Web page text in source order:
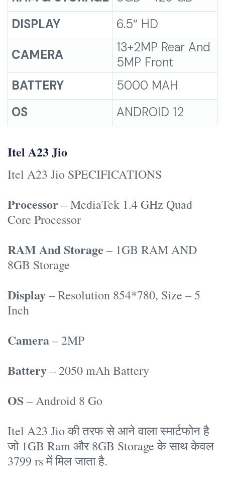
DISPLAY
6.5″ HD
CAMERA
13+2MP Rear And
5MP Front
BATTERY
5000 MAH
OS
ANDROID 12
Itel A23 Jio
Itel A23 Jio SPECIFICATIONS
Processor– MediaTek 1.4 GHz Quad
Core Processor
RAM And Storage – 1GB RAM AND
8GB Storage
Display– Resolution 854*780, Size – 5
Inch
Camera– 2MP
Battery– 2050 mAh Battery
OS– Android 8 Go
Itel A23 Jio की तरफ से आने वाला स्मार्टफोन है
जो 1GB Ram और 8GB Storage के साथ केवल
3799 rs में मिल जाता है.